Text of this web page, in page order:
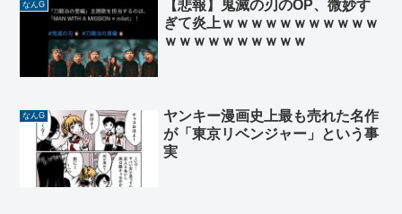
なんG
【悲報】鬼滅の刃のOP、微妙す
ぎて炎上ｗｗｗｗｗｗｗｗｗｗｗ
ｗｗｗｗｗｗｗｗｗｗ
なんG
ヤンキー漫画史上最も売れた名作
が「東京リベンジャー」という事
実